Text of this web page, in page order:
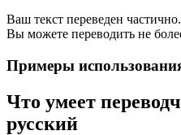
Ваш текст переведен частично.
Вы можете переводить не
Примеры
Что умеет
русский